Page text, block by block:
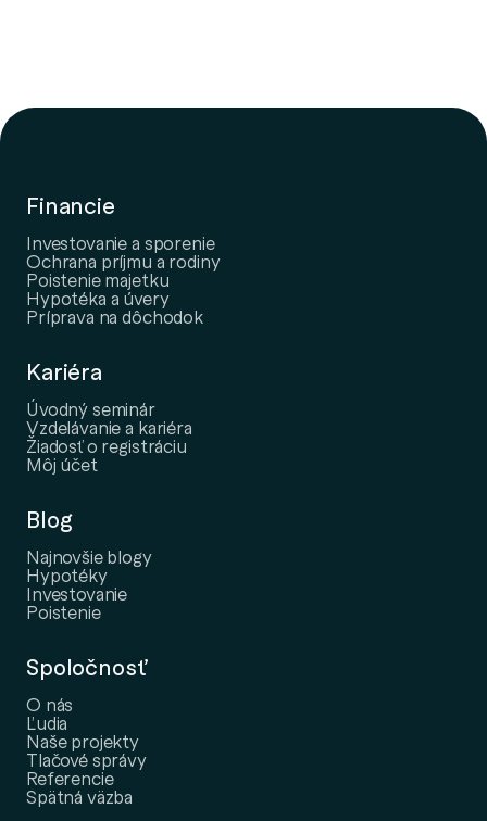
Financie
Investovanie a sporenie
Ochrana príjmu a rodiny
Poistenie majetku
Hypotéka a úvery
Príprava na dôchodok
Kariéra
Úvodný seminár
Vzdelávanie a kariéra
Žiadosť o registráciu
Môj účet
Blog
Najnovšie blogy
Hypotéky
Investovanie
Poistenie
Spoločnosť
O nás
Ľudia
Naše projekty
Tlačové správy
Referencie
Spätná väzba